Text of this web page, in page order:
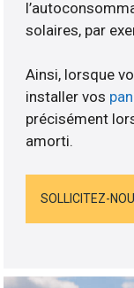
solaires, par
Ainsi, lorsque
installer vos
précisément
amorti.
SOLLICITEZ-